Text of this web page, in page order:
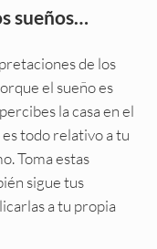
sueños…
de los
el sueño es
la casa en el
todo relativo a tu
Toma estas
sigue tus
a tu propia